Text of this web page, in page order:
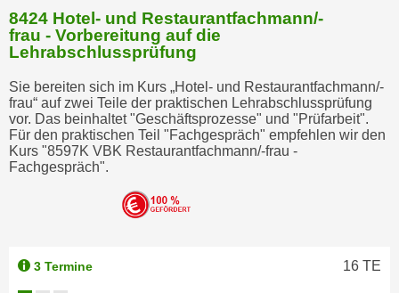
8424 Hotel- und Restaurantfachmann/-
frau - Vorbereitung auf die
Lehrabschlussprüfung
Sie bereiten sich im Kurs „Hotel- und Restaurantfachmann/-
frau“ auf zwei Teile der praktischen Lehrabschlussprüfung
vor. Das beinhaltet "Geschäftsprozesse" und "Prüfarbeit".
Für den praktischen Teil "Fachgespräch" empfehlen wir den
Kurs "8597K VBK Restaurantfachmann/-frau -
Fachgespräch".
3 Termine 16 TE
n
e
"
,
u
m
d